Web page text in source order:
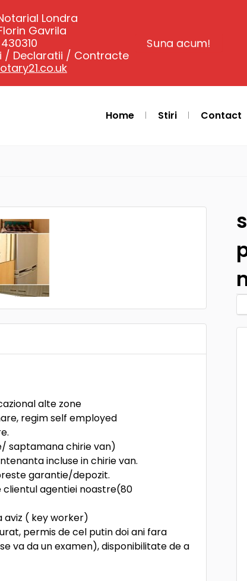
Home Stiri Contact
alte zone
regim self employed
saptamana chirie van)
incluse in chirie van.
garantie/depozit.
agentiei noastre(80
aviz ( key worker)
permis de cel putin doi ani fara
va da un examen), disponibilitate de a
Londra
Gavrila
/ Declaratii / Contracte
Suna acum!